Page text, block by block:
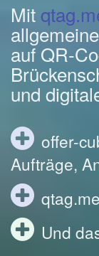
Mit
auf QR-
und
offer-
Aufträge,
Und